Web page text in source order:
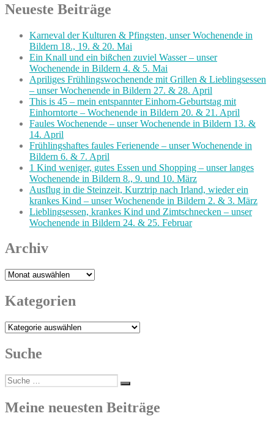
Neueste Beiträge
Karneval der Kulturen & Pfingsten, unser Wochenende in
Bildern 18., 19. & 20. Mai
Ein Knall und ein bißchen zuviel Wasser – unser
Wochenende in Bildern 4. & 5. Mai
Apriliges Frühlingswochenende mit Grillen & Lieblingsessen
– unser Wochenende in Bildern 27. & 28. April
This is 45 – mein entspannter Einhorn-Geburtstag mit
Einhorntorte – Wochenende in Bildern 20. & 21. April
Faules Wochenende – unser Wochenende in Bildern 13. &
14. April
Frühlingshaftes faules Ferienende – unser Wochenende in
Bildern 6. & 7. April
1 Kind weniger, gutes Essen und Shopping – unser langes
Wochenende in Bildern 8., 9. und 10. März
Ausflug in die Steinzeit, Kurztrip nach Irland, wieder ein
krankes Kind – unser Wochenende in Bildern 2. & 3. März
Lieblingsessen, krankes Kind und Zimtschnecken – unser
Wochenende in Bildern 24. & 25. Februar
Archiv
Archiv
Kategorien
Kategorien
Suche
Suche
nach:
Suchen
Meine neuesten Beiträge